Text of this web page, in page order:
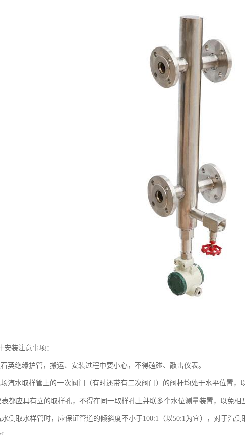
安装注意事项：
英绝缘护管，搬运、安装过程中要小心，不得磕碰、敲击仪表。
汽水取样管上的一次阀门（有时还带有二次阀门）的阀杆均处于水平位置，
应具有立的取样孔，不得在同一取样孔上并联多个水位测量装置，以免相
取水样管时，应保证管道的倾斜度不小于100:1（以50:1为宜），对于汽侧